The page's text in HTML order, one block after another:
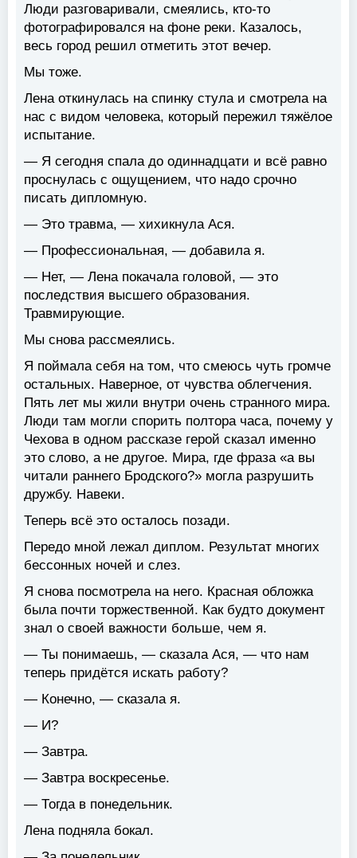
Люди разговаривали, смеялись, кто-то
фотографировался на фоне реки. Казалось,
весь город решил отметить этот вечер.
Мы тоже.
Лена откинулась на спинку стула и смотрела на
нас с видом человека, который пережил тяжёлое
испытание.
— Я сегодня спала до одиннадцати и всё равно
проснулась с ощущением, что надо срочно
писать дипломную.
— Это травма, — хихикнула Ася.
— Профессиональная, — добавила я.
— Нет, — Лена покачала головой, — это
последствия высшего образования.
Травмирующие.
Мы снова рассмеялись.
Я поймала себя на том, что смеюсь чуть громче
остальных. Наверное, от чувства облегчения.
Пять лет мы жили внутри очень странного мира.
Люди там могли спорить полтора часа, почему у
Чехова в одном рассказе герой сказал именно
это слово, а не другое. Мира, где фраза «а вы
читали раннего Бродского?» могла разрушить
дружбу. Навеки.
Теперь всё это осталось позади.
Передо мной лежал диплом. Результат многих
бессонных ночей и слез.
Я снова посмотрела на него. Красная обложка
была почти торжественной. Как будто документ
знал о своей важности больше, чем я.
— Ты понимаешь, — сказала Ася, — что нам
теперь придётся искать работу?
— Конечно, — сказала я.
— И?
— Завтра.
— Завтра воскресенье.
— Тогда в понедельник.
Лена подняла бокал.